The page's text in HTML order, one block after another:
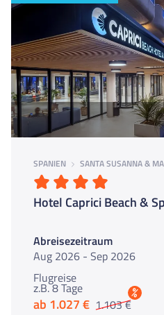
SPANIEN SANTA SUSANNA &
Hotel Caprici Beach &
Abreisezeitraum
Aug 2026 - Sep 2026
Flugreise
z.B. 8 Tage
ab 1.027 € 1.103 €
%